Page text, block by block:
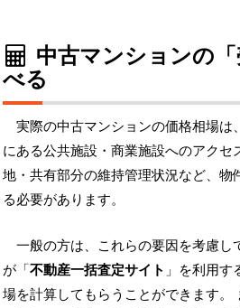
中古マンションの
べる
実際の中古マンションの価格相場は
にある公共施設・商業施設へのアクセ
地・共有部分の維持管理状況など、物
る必要があります。
一般の方は、これらの要因を考慮し
が「不動産一括査定サイト 」を利用
場を計算してもらうことができます。